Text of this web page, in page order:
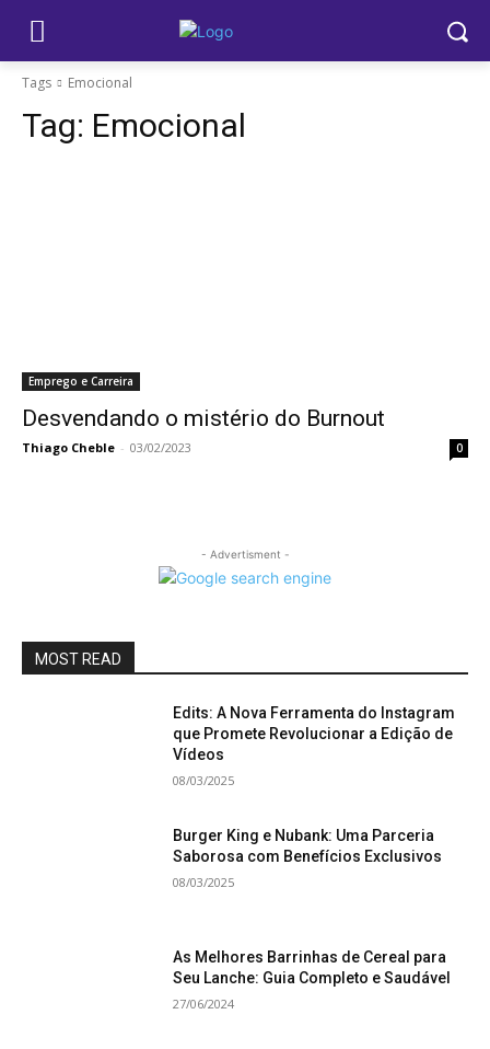
Tags Emocional
Tag: Emocional
Emprego e Carreira
Desvendando o mistério do Burnout
Thiago Cheble - 03/02/2023 0
- Advertisment -
MOST READ
Edits: A Nova Ferramenta do Instagram
que Promete Revolucionar a Edição de
Vídeos
08/03/2025
Burger King e Nubank: Uma Parceria
Saborosa com Benefícios Exclusivos
08/03/2025
As Melhores Barrinhas de Cereal para
Seu Lanche: Guia Completo e Saudável
27/06/2024